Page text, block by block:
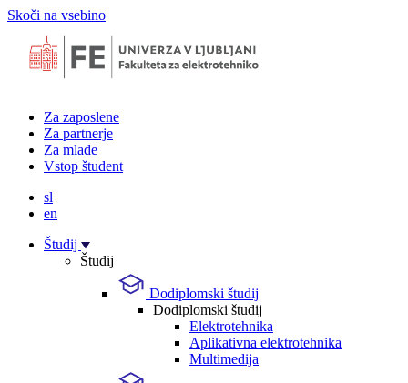
Skoči na vsebino
Za zaposlene
Za partnerje
Za mlade
Vstop študent
sl
en
Študij
Študij
Dodiplomski študij
Dodiplomski študij
Elektrotehnika
Aplikativna elektrotehnika
Multimedija